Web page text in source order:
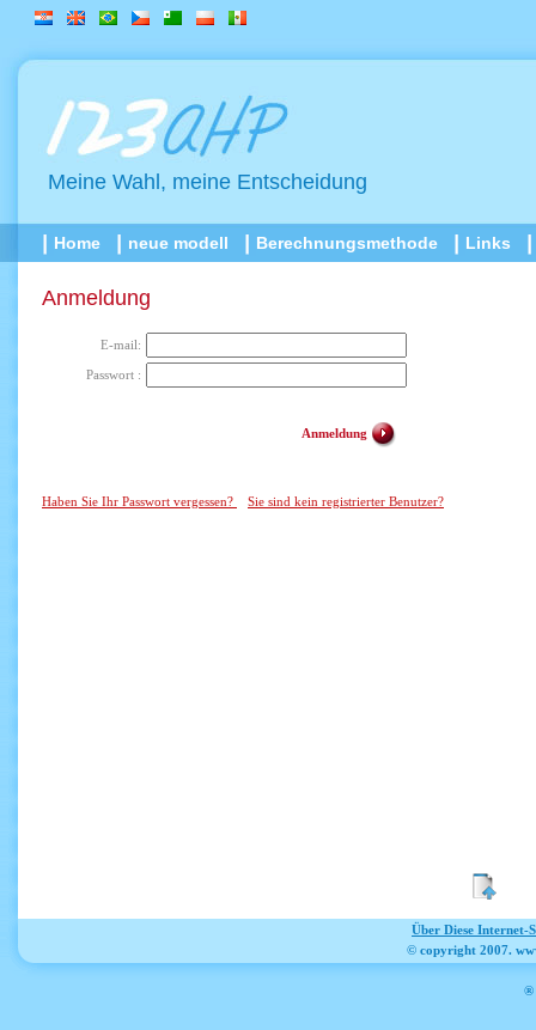
Meine Wahl, meine Entscheidung
Home neue modell Berechnungsmethode Links
Anmeldung
E-mail:
Passwort :
Anmeldung
Haben Sie Ihr Passwort vergessen? Sie sind kein registrierter Benutzer?
Über Diese Internet-
© copyright 2007.
®